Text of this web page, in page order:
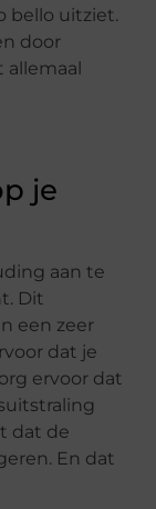
bello uitziet.
door
allemaal
je
aan te
Dit
een zeer
dat je
ervoor dat
dat de
En dat